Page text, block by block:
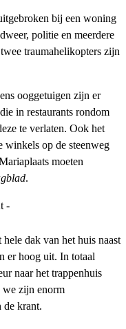
bij een woning
politie en meerdere
traumahelikopters zijn
ooggetuigen zijn er
in restaurants rondom
te verlaten. Ook het
winkels op de steenweg
moeten
.
-
dak van het huis naast
er hoog uit. In totaal
naar het trappenhuis
we zijn enorm
de krant.